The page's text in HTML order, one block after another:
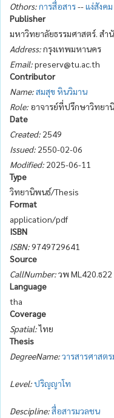
Othors:การสื่อสาร--แง่สังคม
Publisher
มหาวิทยาลัยธรรมศาสตร์. สำ
Address:กรุงเทพมหานคร
Email:preserv@tu.ac.th
Contributor
Name:สมสุข หินวิมาน
Role: อาจารย์ที่ปรึกษาวิทยา
Date
Created: 2549
Issued: 2550-02-06
Modified: 2025-06-11
Type
วิทยานิพนธ์/Thesis
Format
application/pdf
ISBN
ISBN:9749729641
Source
CallNumber:วพ ML420.ธ
Language
tha
Coverage
Spatial:ไทย
Thesis
DegreeName:วารสารศาสต
Level:ปริญญาโท
Descipline:สื่อสารมวลชน